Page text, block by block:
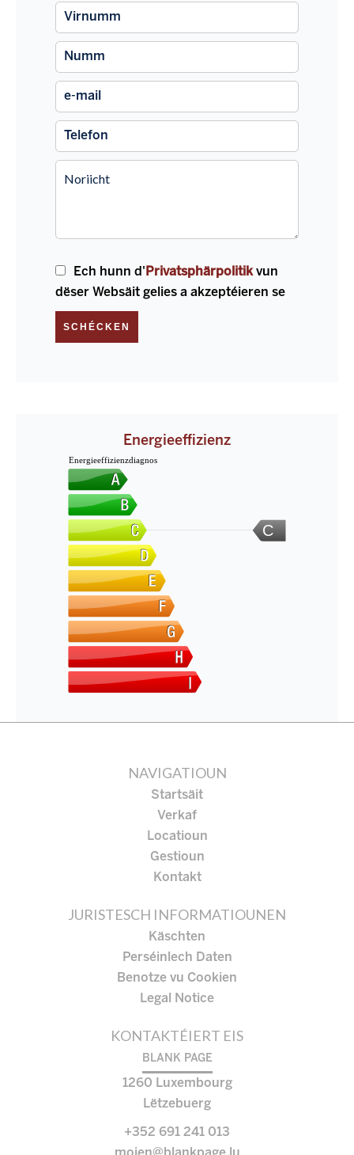
Ech hunn d' Privatsphärpolitikvun
dëser Websäit gelies a akzeptéieren se
SCHÉCKEN
Energieeffizienz
C
Energieeffizienzdiagnos
NAVIGATIOUN
Startsäit
Verkaf
Locatioun
Gestioun
Kontakt
JURISTESCH INFORMATIOUNEN
Käschten
Perséinlech Daten
Benotze vu Cookien
Legal Notice
KONTAKTÉIERT EIS
BLANK PAGE
1260 Luxembourg
Lëtzebuerg
+352 691 241 013